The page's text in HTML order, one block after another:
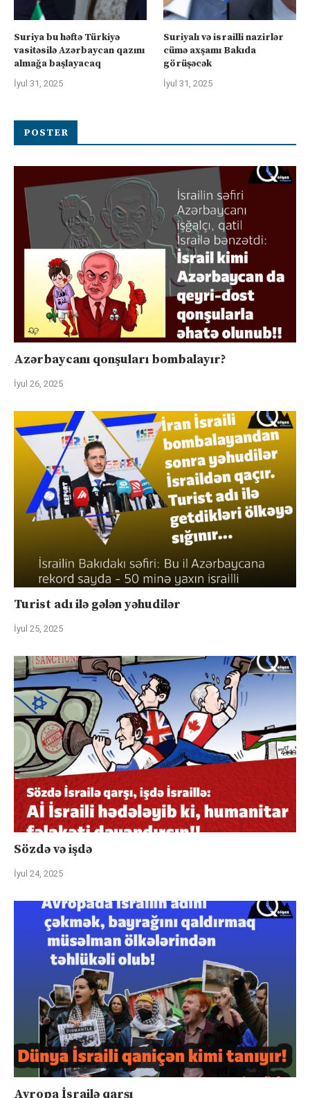
Suriya bu həftə Türkiyə
vasitəsilə Azərbaycan qazını
almağa başlayacaq
İyul 31, 2025
Suriyalı və israilli nazirlər
cümə axşamı Bakıda
görüşəcək
İyul 31, 2025
POSTER
Azərbaycanı qonşuları bombalayır?
İyul 26, 2025
Turist adı ilə gələn yəhudilər
İyul 25, 2025
Sözdə və işdə
İyul 24, 2025
Avropa İsrailə qarşı